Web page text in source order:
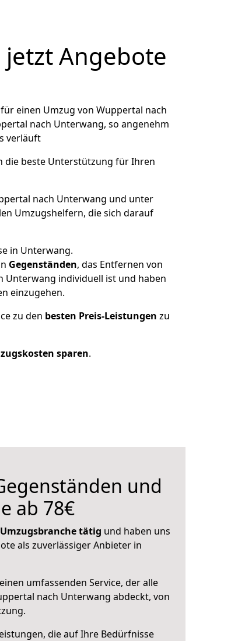
Angebote
einen Umzug von Wuppertal nach
nach Unterwang, so angenehm
verläuft
die beste Unterstützung für Ihren
nach Unterwang und unter
Umzugshelfern, die sich darauf
in Unterwang.
Gegenständen, das Entfernen von
Unterwang individuell ist und haben
einzugehen.
zu den besten Preis-Leistungen zu
sparen.
und
ab 78€
tätig und haben uns
als zuverlässiger Anbieter in
umfassenden Service, der alle
nach Unterwang abdeckt, von
die auf Ihre Bedürfnisse